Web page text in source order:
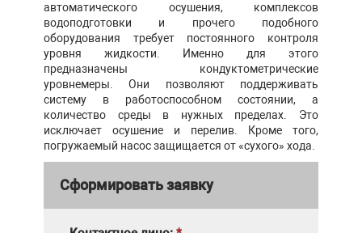
автоматического осушения, комплексов
водоподготовки и прочего подобного
оборудования требует постоянного контроля
уровня жидкости. Именно для этого
предназначены кондуктометрические
уровнемеры. Они позволяют поддерживать
систему в работоспособном состоянии, а
количество среды в нужных пределах. Это
исключает осушение и перелив. Кроме того,
погружаемый насос защищается от «сухого» хода.
Сформировать заявку